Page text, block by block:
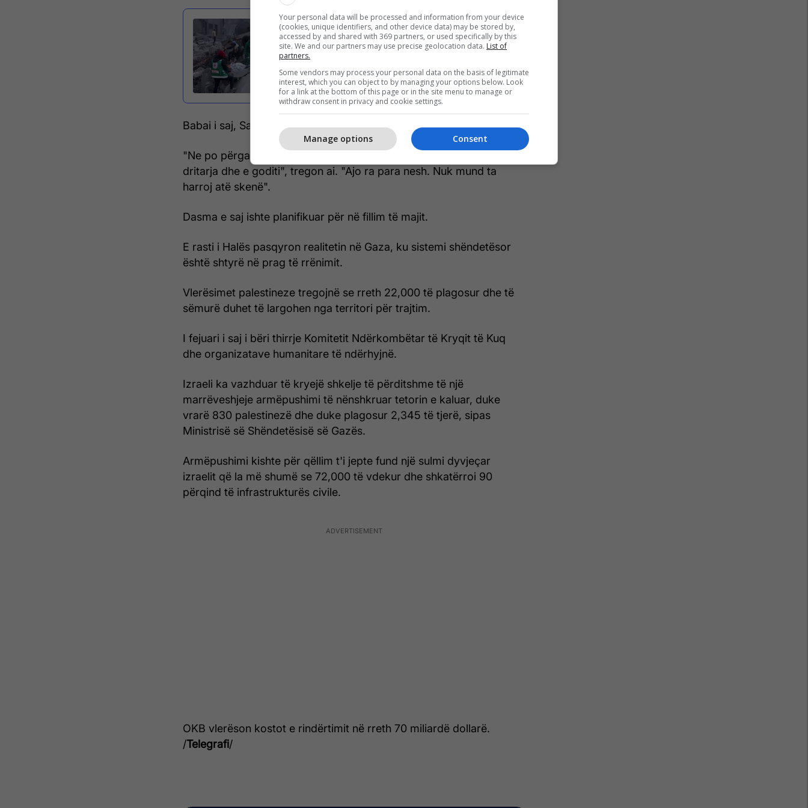
“Varri i hapur” i Gazës: 8,000 trupa
rrënojave ngec
Babai i saj, Salem, tha se ky moment vazhdon ta përndjekë.
"Ne po përgatisnim ushqim kur papritmas një plumb izraelit hyri nga
dritarja dhe e goditi", tregon ai. "Ajo ra para nesh. Nuk mund ta
harroj atë skenë".
Dasma e saj ishte planifikuar për në fillim të majit.
E rasti i Halës pasqyron realitetin në Gaza, ku sistemi shëndetësor
është shtyrë në prag të rrënimit.
Vlerësimet palestineze tregojnë se rreth 22,000 të plagosur dhe të
sëmurë duhet të largohen nga territori për trajtim.
I fejuari i saj i bëri thirrje Komitetit Ndërkombëtar të Kryqit të Kuq
dhe organizatave humanitare të ndërhyjnë.
Izraeli ka vazhduar të kryejë shkelje të përditshme të një
marrëveshjeje armëpushimi të nënshkruar tetorin e kaluar, duke
vrarë 830 palestinezë dhe duke plagosur 2,345 të tjerë, sipas
Ministrisë së Shëndetësisë së Gazës.
Armëpushimi kishte për qëllim t'i jepte fund një sulmi dyvjeçar
izraelit që la më shumë se 72,000 të vdekur dhe shkatërroi 90
përqind të infrastrukturës civile.
OKB vlerëson kostot e rindërtimit në rreth 70 miliardë dollarë.
/Telegrafi/
Your personal data will be processed and information from your device
(cookies, unique identifiers, and other device data) may be stored by,
accessed by and shared with 369 partners, or used specifically by this
site. We and our partners may use precise geolocation data. List of
partners.
Some vendors may process your personal data on the basis of legitimate
interest, which you can object to by managing your options below. Look
for a link at the bottom of this page or in the site menu to manage or
withdraw consent in privacy and cookie settings.
Consent
Manage options